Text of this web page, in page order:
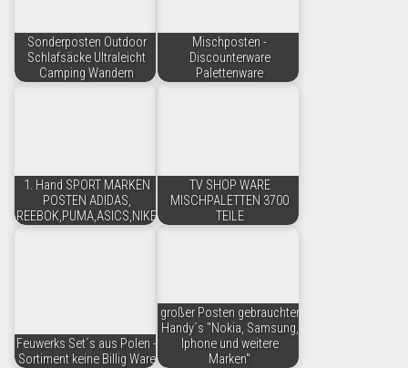
Sonderposten Outdoor
Schlafsäcke Ultraleicht
Camping Wandern
Mischposten -
Discounterware
Palettenware
1. Hand SPORT MARKEN
POSTEN ADIDAS,
REEBOK,PUMA,ASICS,NIKE
TV SHOP WARE
MISCHPALETTEN 3700
TEILE
Feuwerks Set´s aus Polen -
Sortiment keine Billig Ware
großer Posten gebrauchter
Handy´s "Nokia, Samsung,
Iphone und weitere
Marken"